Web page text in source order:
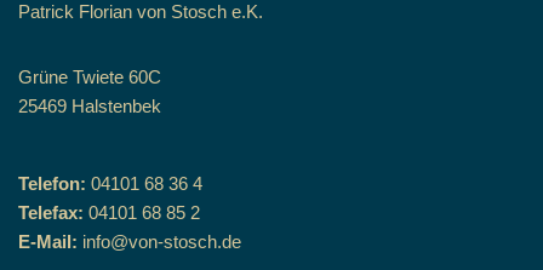
Patrick Florian von Stosch e.K.
Grüne Twiete 60C
25469 Halstenbek
Telefon: 04101 68 36 4
Telefax: 04101 68 85 2
E-Mail: info@von-stosch.de